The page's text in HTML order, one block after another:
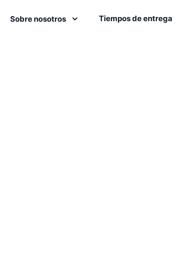
Sobre nosotros Tiempos de entrega